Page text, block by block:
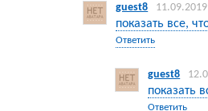
guest8
показать все,
Ответить
guest8
показать
Ответить